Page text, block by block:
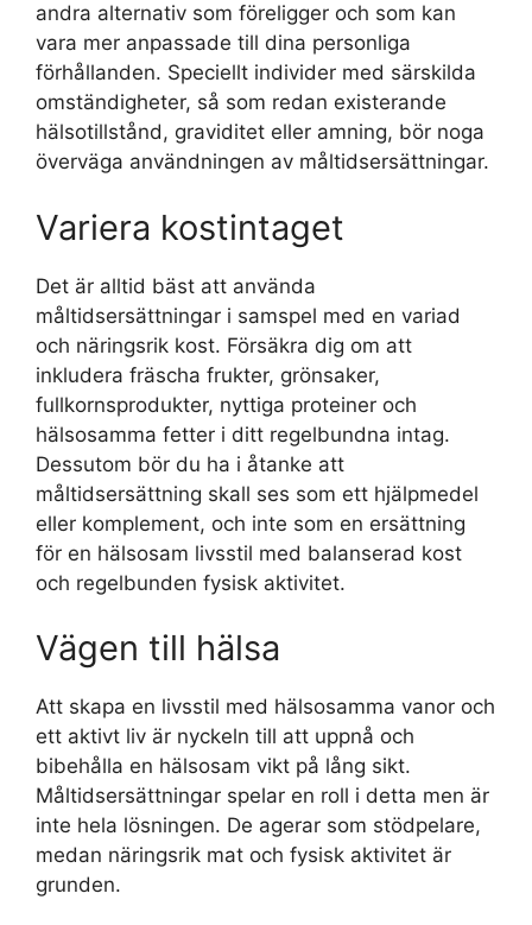
andra alternativ som föreligger och som kan
vara mer anpassade till dina personliga
förhållanden. Speciellt individer med särskilda
omständigheter, så som redan existerande
hälsotillstånd, graviditet eller amning, bör noga
överväga användningen av måltidsersättningar.
Variera kostintaget
Det är alltid bäst att använda
måltidsersättningar i samspel med en variad
och näringsrik kost. Försäkra dig om att
inkludera fräscha frukter, grönsaker,
fullkornsprodukter, nyttiga proteiner och
hälsosamma fetter i ditt regelbundna intag.
Dessutom bör du ha i åtanke att
måltidsersättning skall ses som ett hjälpmedel
eller komplement, och inte som en ersättning
för en hälsosam livsstil med balanserad kost
och regelbunden fysisk aktivitet.
Vägen till hälsa
Att skapa en livsstil med hälsosamma vanor och
ett aktivt liv är nyckeln till att uppnå och
bibehålla en hälsosam vikt på lång sikt.
Måltidsersättningar spelar en roll i detta men är
inte hela lösningen. De agerar som stödpelare,
medan näringsrik mat och fysisk aktivitet är
grunden.